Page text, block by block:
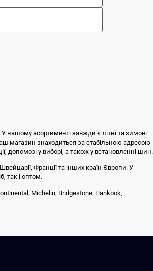
нашому асортименті завжди є літні та зимові
магазин знаходиться за стабільною адресою
допомозі у виборі, а також у встановленні шин.
Франції та інших країн Європи. У
так і оптом.
Michelin, Bridgestone, Hankook,